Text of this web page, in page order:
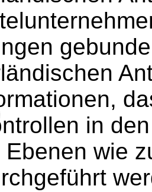
in
wie